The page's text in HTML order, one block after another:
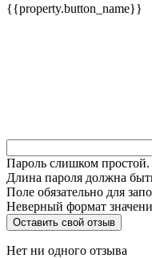
{{property.button_name}}
Пароль слишком
Длина пароля должна
Поле обязательно для
Неверный формат
Нет ни одного отзыва